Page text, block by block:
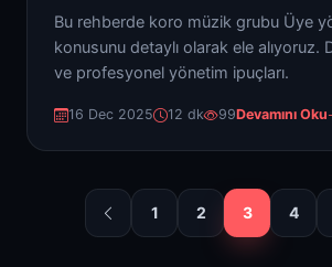
Bu rehberde koro müzik grubu Üye
konusunu detaylı olarak ele alıyoruz.
ve profesyonel yönetim ipuçları.
16 Dec 2025 12 dk 99Devamını Oku
1 2 3 4